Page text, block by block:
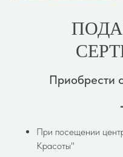
Приобрести
При посещении
Красоты"